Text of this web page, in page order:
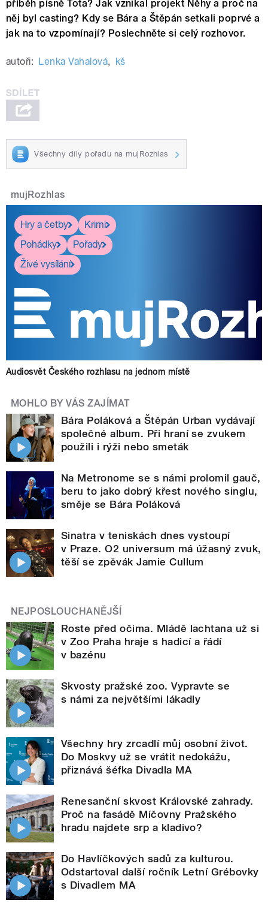
příběh písně Tota? Jak vznikal projekt Něhy a proč na
něj byl casting? Kdy se Bára a Štěpán setkali poprvé a
jak na to vzpomínají? Poslechněte si celý rozhovor.
autoři: Lenka Vahalová, kš
Všechny díly pořadu na mujRozhlas
mujRozhlas
Hry a četby
Krimi
Pohádky
Pořady
Živé vysílání
Audiosvět Českého rozhlasu na jednom místě
MOHLO BY VÁS ZAJÍMAT
Bára Poláková a Štěpán Urban vydávají
společné album. Při hraní se zvukem
použili i rýži nebo smeták
Na Metronome se s námi prolomil gauč,
beru to jako dobrý křest nového singlu,
směje se Bára Poláková
Sinatra v teniskách dnes vystoupí
v Praze. O2 universum má úžasný zvuk,
těší se zpěvák Jamie Cullum
NEJPOSLOUCHANĚJŠÍ
Roste před očima. Mládě lachtana už si
v Zoo Praha hraje s hadicí a řádí
v bazénu
Skvosty pražské zoo. Vypravte se
s námi za největšími lákadly
Všechny hry zrcadlí můj osobní život.
Do Moskvy už se vrátit nedokážu,
přiznává šéfka Divadla MA
Renesanční skvost Královské zahrady.
Proč na fasádě Míčovny Pražského
hradu najdete srp a kladivo?
Do Havlíčkových sadů za kulturou.
Odstartoval další ročník Letní Grébovky
s Divadlem MA